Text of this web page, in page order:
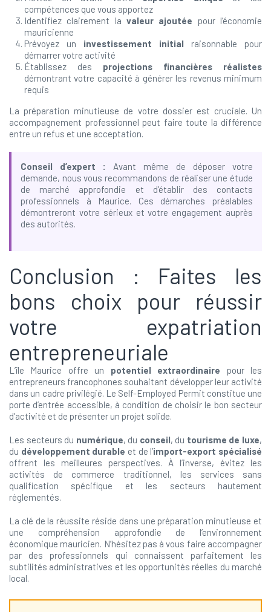
compétences que vous apportez
Identifiez clairement la valeur ajoutée pour l’économie
mauricienne
Prévoyez un investissement initial raisonnable pour
démarrer votre activité
Établissez des projections financières réalistes
démontrant votre capacité à générer les revenus minimum
requis
La préparation minutieuse de votre dossier est cruciale. Un
accompagnement professionnel peut faire toute la différence
entre un refus et une acceptation.
Conseil d’expert :
Avant même de déposer votre
demande, nous vous recommandons de réaliser une étude
de marché approfondie et d’établir des contacts
professionnels à Maurice. Ces démarches préalables
démontreront votre sérieux et votre engagement auprès
des autorités.
Conclusion : Faites les
bons choix pour réussir
votre expatriation
entrepreneuriale
L’île Maurice offre un potentiel extraordinaire pour les
entrepreneurs francophones souhaitant développer leur activité
dans un cadre privilégié. Le Self-Employed Permit constitue une
porte d’entrée accessible, à condition de choisir le bon secteur
d’activité et de présenter un projet solide.
Les secteurs du numérique, du conseil, du tourisme de luxe,
du développement durable et de l’import-export spécialisé
offrent les meilleures perspectives. À l’inverse, évitez les
activités de commerce traditionnel, les services sans
qualification spécifique et les secteurs hautement
réglementés.
La clé de la réussite réside dans une préparation minutieuse et
une compréhension approfondie de l’environnement
économique mauricien. N’hésitez pas à vous faire accompagner
par des professionnels qui connaissent parfaitement les
subtilités administratives et les opportunités réelles du marché
local.